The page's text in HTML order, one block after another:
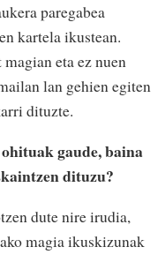
paregabea
kartela ikustean.
eta ez nuen
lan gehien egiten
dituzte.
gaude, baina
dituzu?
dute nire irudia,
magia ikuskizunak